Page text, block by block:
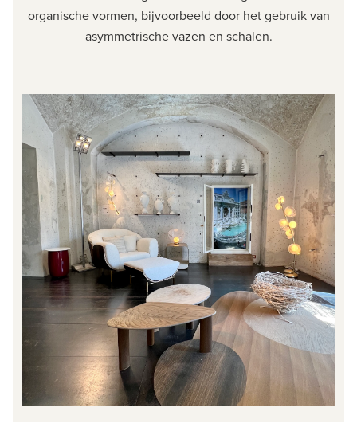
organische vormen, bijvoorbeeld door het gebruik van
asymmetrische vazen en schalen.